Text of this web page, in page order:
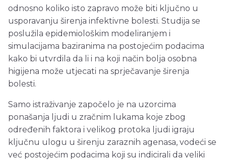
odnosno koliko isto zapravo može biti ključno u
usporavanju širenja infektivne bolesti. Studija se
poslužila epidemiološkim modeliranjem i
simulacijama baziranima na postojećim podacima
kako bi utvrdila da li i na koji način bolja osobna
higijena može utjecati na sprječavanje širenja
bolesti.
Samo istraživanje započelo je na uzorcima
ponašanja ljudi u zračnim lukama koje zbog
određenih faktora i velikog protoka ljudi igraju
ključnu ulogu u širenju zaraznih agenasa, vodeći se
već postojećim podacima koji su indicirali da veliki